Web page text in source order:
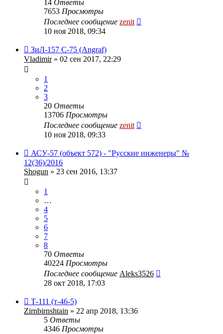
14 Ответы
7653 Просмотры
Последнее сообщение zenit
10 ноя 2018, 09:34
ЗиЛ-157 С-75 (Angraf)
Vladimir» 02 сен 2017, 22:29
1
2
3
20 Ответы
13706 Просмотры
Последнее сообщение zenit
10 ноя 2018, 09:33
АСУ-57 (объект 572) - "Русские инженеры" №
12(36)/2016
Shogun » 23 сен 2016, 13:37
1
…
4
5
6
7
8
70 Ответы
40224 Просмотры
Последнее сообщение Aleks3526
28 окт 2018, 17:03
Т-111 (т-46-5)
Zirnbirnshtain » 22 апр 2018, 13:36
5 Ответы
4346 Просмотры